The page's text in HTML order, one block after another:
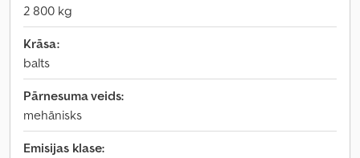
2 800 kg
Krāsa:
balts
Pārnesuma veids:
mehānisks
Emisijas klase: